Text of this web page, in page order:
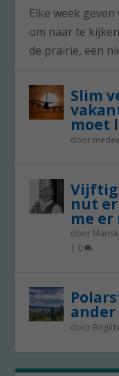
Elke week
om naar te
de prairie, een
Slim
moet
door
nut
me er
door
| 0
ander
door